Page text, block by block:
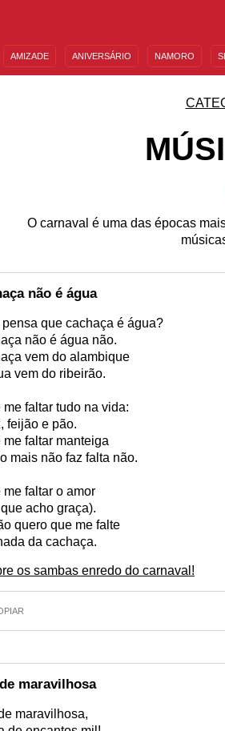
AMIZADE ANIVERSÁRIO NAMORO
O carnaval é uma das épocas
não é água
pensa que cachaça é água?
não é água não.
vem do alambique
vem do ribeirão.
me faltar tudo na vida:
feijão e pão.
me faltar manteiga
mais não faz falta não.
me faltar o amor
acho graça).
quero que me falte
da cachaça.
os sambas enredo do carnaval!
maravilhosa
maravilhosa,